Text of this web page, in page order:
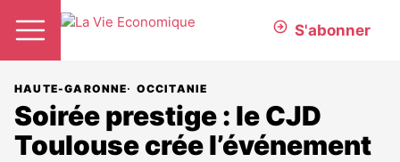
S'abonner
HAUTE-GARONNE OCCITANIE
Soirée prestige : le CJD
Toulouse crée l’événement